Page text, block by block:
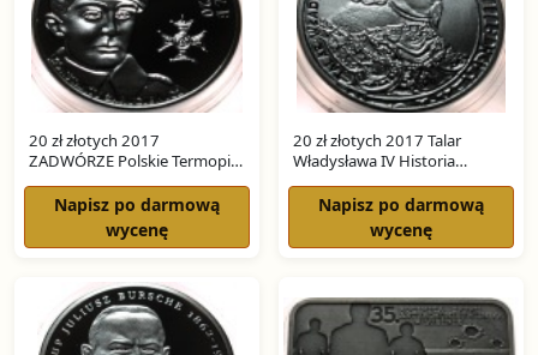
20 zł złotych 2017
ZADWÓRZE Polskie Termopile
SREBRO
Napisz po darmową
wycenę
20 zł złotych 2017 Talar
Władysława IV Historia
Monety Polskiej SREBRO
Napisz po darmową
wycenę